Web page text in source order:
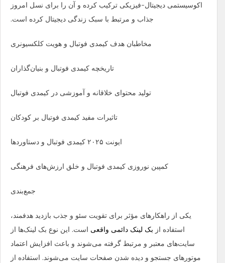
اکوسیستمی دیجیتال-فیزیکی ترکیب کرده و آن را برای نسل امروز
جذاب و مرتبط با سبک زندگی دیجیتال کرده است.
مخاطبان هدف کیمدی فوتبال و هویت کلکسیونری
تاریخچه کیمدی فوتبال و بنیان‌گذاران
تولید محتوای خلاقانه و آموزشی در کیمدی فوتبال
تاثیرات مفید کیمدی فوتبال بر کودکان
ایونت ۲۰۲۵ کیمدی فوتبال و دستاوردها
کمپین نوروزی کیمدی فوتبال و خلق ارزش‌های فرهنگی
جمع‌بندی
یکی از راهکارهای مؤثر برای تقویت سئو و جذب بازدید هدفمند،
استفاده از بک لینک دائمی واقعی است. این نوع بک لینک‌ها از
سایت‌های معتبر و مرتبط گرفته می‌شوند و باعث افزایش اعتماد
موتورهای جستجو و دیده شدن صفحات سایت می‌شوند. استفاده از